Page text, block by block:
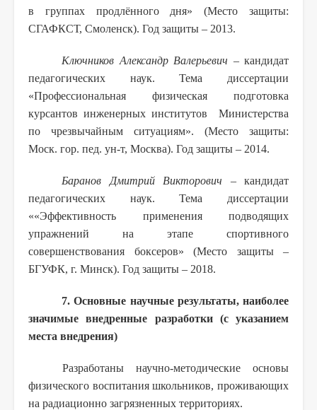
в группах продлённого дня» (Место защиты:
СГАФКСТ, Смоленск). Год защиты – 2013.
Ключников Александр Валерьевич – кандидат
педагогических наук. Тема диссертации
«Профессиональная физическая подготовка
курсантов инженерных институтов Министерства
по чрезвычайным ситуациям». (Место защиты:
Моск. гор. пед. ун-т, Москва). Год защиты – 2014.
Баранов Дмитрий Викторович – кандидат
педагогических наук. Тема диссертации
««Эффективность применения подводящих
упражнений на этапе спортивного
совершенствования боксеров» (Место защиты –
БГУФК, г. Минск). Год защиты – 2018.
7. Основные научные результаты, наиболее
значимые внедренные разработки (с указанием
места внедрения)
Разработаны научно-методические основы
физического воспитания школьников, проживающих
на радиационно загрязненных территориях.